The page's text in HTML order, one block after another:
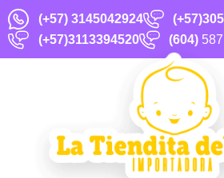
(+57) 3145042924
(+57)3113394520
(604)